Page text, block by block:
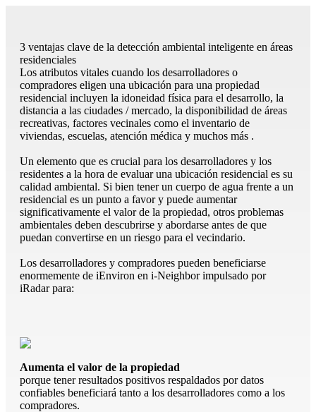
3 ventajas clave de la detección ambiental inteligente en áreas
residenciales
Los atributos vitales cuando los desarrolladores o
compradores eligen una ubicación para una propiedad
residencial incluyen la idoneidad física para el desarrollo, la
distancia a las ciudades / mercado, la disponibilidad de áreas
recreativas, factores vecinales como el inventario de
viviendas, escuelas, atención médica y muchos más .
Un elemento que es crucial para los desarrolladores y los
residentes a la hora de evaluar una ubicación residencial es su
calidad ambiental. Si bien tener un cuerpo de agua frente a un
residencial es un punto a favor y puede aumentar
significativamente el valor de la propiedad, otros problemas
ambientales deben descubrirse y abordarse antes de que
puedan convertirse en un riesgo para el vecindario.
Los desarrolladores y compradores pueden beneficiarse
enormemente de iEnviron en i-Neighbor impulsado por
iRadar para:
Aumenta el valor de la propiedad
porque tener resultados positivos respaldados por datos
confiables beneficiará tanto a los desarrolladores como a los
compradores.